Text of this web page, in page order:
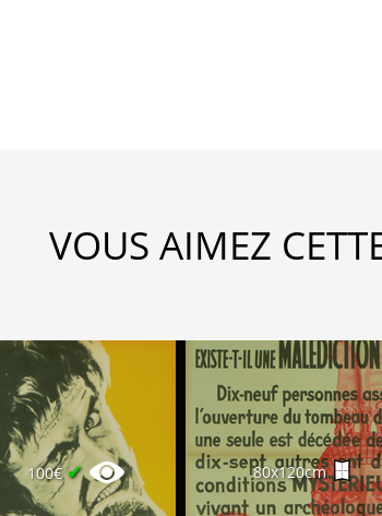
VOUS AIMEZ
100€✔ 80x120cm